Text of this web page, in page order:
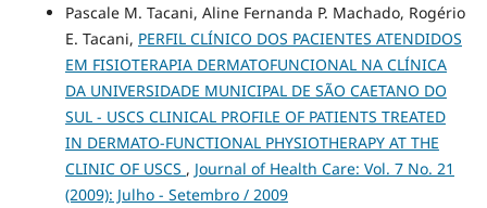
Pascale M. Tacani, Aline Fernanda P. Machado, Rogério
E. Tacani, PERFIL CLÍNICO DOS PACIENTES ATENDIDOS
EM FISIOTERAPIA DERMATOFUNCIONAL NA CLÍNICA
DA UNIVERSIDADE MUNICIPAL DE SÃO CAETANO DO
SUL - USCS CLINICAL PROFILE OF PATIENTS TREATED
IN DERMATO-FUNCTIONAL PHYSIOTHERAPY AT THE
CLINIC OF USCS , Journal of Health Care: Vol. 7 No. 21
(2009): Julho - Setembro / 2009